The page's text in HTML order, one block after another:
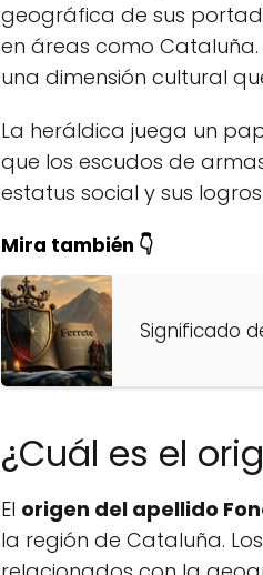
geográfica de sus
en áreas como
una dimensión cultural
La heráldica juega un
que los escudos de
estatus social y sus
Mira también 👇
Significado
¿Cuál es el
El origen del apellido
la región de Cataluña. Los